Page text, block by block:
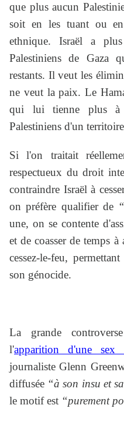
que plus aucun
soit en les tuant ou
ethnique. Israël a
Palestiniens de Gaza
restants. Il veut les
ne veut la paix. Le
qui lui tienne plus
Palestiniens d'un
Si l'on traitait
respectueux du droit
contraindre Israël à
on préfère qualifier de
une, on se contente
et de coasser de temps
cessez-le-feu,
son génocide.
La grande
l'apparition d'une sex
journaliste Glenn
diffusée “à son insu et
le motif est “purement